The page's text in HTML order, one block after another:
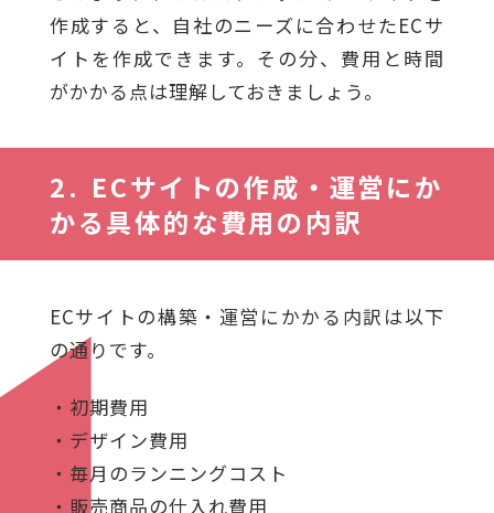
作成すると、自社のニーズに合わせたECサ
イトを作成できます。その分、費用と時間
がかかる点は理解しておきましょう。
ECサイトの作成・運営にか
かる具体的な費用の内訳
ECサイトの構築・運営にかかる内訳は以下
の通りです。
・初期費用
・デザイン費用
・毎月のランニングコスト
・販売商品の仕入れ費用